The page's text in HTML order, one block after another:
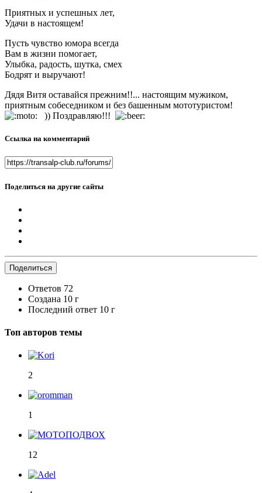
Приятных и успешных лет,
Удачи в настоящем!
Пусть чувство юмора всегда
Вам в жизни помогает,
Улыбка, радость, шутка, смех
Бодрят и выручают!
Дядя Витя оставайся прежним!!... настоящим мужиком,
приятным собеседником и без башенным мототуристом!
)) Поздравляю!!!
Ссылка на комментарий
Поделиться на другие сайты
Поделиться
Ответов 72
Создана 10 г
Последний ответ 10 г
Топ авторов темы
2
1
12